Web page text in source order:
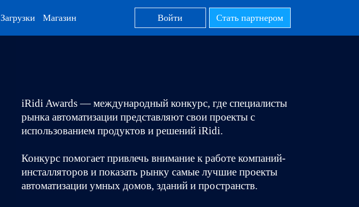
Загрузки Магазин Войти Стать партнером
iRidi Awards — международный конкурс, где специалисты
рынка автоматизации представляют свои проекты с
использованием продуктов и решений iRidi.
Конкурс помогает привлечь внимание к работе компаний-
инсталляторов и показать рынку самые лучшие проекты
автоматизации умных домов, зданий и пространств.